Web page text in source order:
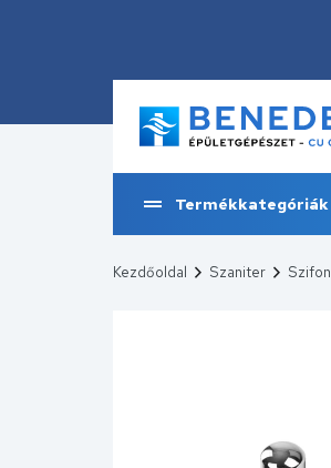
Termékkategóriák
Kezdőoldal Szaniter Szifon